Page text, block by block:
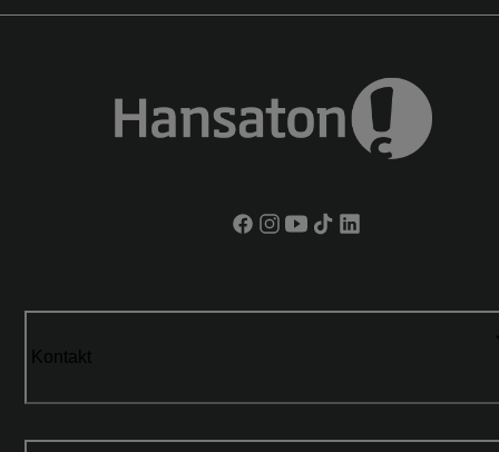
Kontakt